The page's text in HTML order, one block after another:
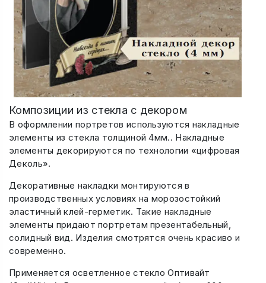
Композиции из стекла с декором
В оформлении портретов используются накладные
элементы из стекла толщиной 4мм.. Накладные
элементы декорируются по технологии «цифровая
Деколь».
Декоративные накладки монтируются в
производственных условиях на морозостойкий
эластичный клей-герметик. Такие накладные
элементы придают портретам презентабельный,
солидный вид. Изделия смотрятся очень красиво и
современно.
Применяется осветленное стекло Оптивайт